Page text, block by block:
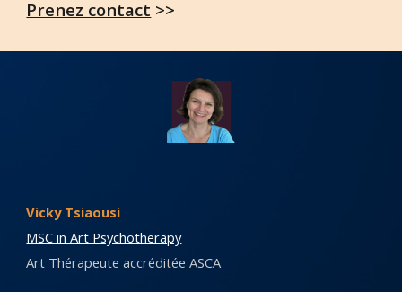
Prenez contact >>
Vicky Tsiaousi
MSC in Art Psychotherapy
Art Thérapeute accréditée ASCA